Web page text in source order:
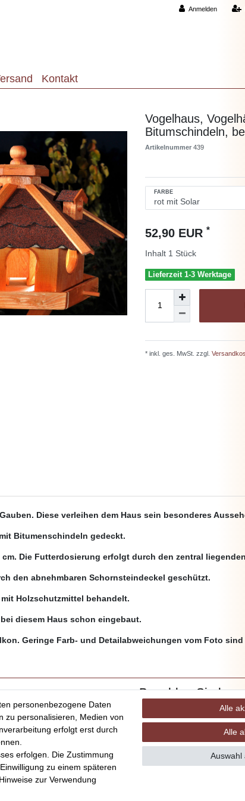
Anmelden
Kontakt
Vogelhaus,
Bitumschindeln,
Artikelnummer 439
FARBE
52,90 EUR *
Inhalt 1 Stück
Lieferzeit 1-3 Werktage
* inkl. ges. MwSt. zzgl.
Diese verleihen dem Haus sein besonderes
Bitumenschindeln gedeckt.
Die Futterdosierung erfolgt durch den zentral
den abnehmbaren Schornsteindeckel geschützt.
Holzschutzmittel behandelt.
diesem Haus schon eingebaut.
Geringe Farb- und Detailabweichungen vom Foto
widerrufen
Bezahlen Sie
personenbezogene Daten
zu personalisieren, Medien von
erfolgt erst durch
erfolgen. Die Zustimmung
zu einem späteren
zur Verwendung
Alle
Alle
Auswahl